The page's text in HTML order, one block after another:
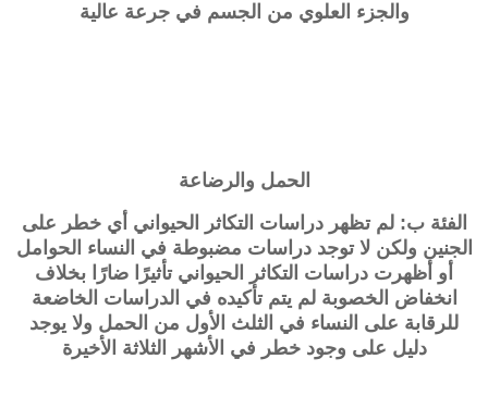
والجزء العلوي من الجسم في جرعة عالية
الحمل والرضاعة
الفئة ب: لم تظهر دراسات التكاثر الحيواني أي خطر على
الجنين ولكن لا توجد دراسات مضبوطة في النساء الحوامل
أو أظهرت دراسات التكاثر الحيواني تأثيرًا ضارًا بخلاف
انخفاض الخصوبة لم يتم تأكيده في الدراسات الخاضعة
للرقابة على النساء في الثلث الأول من الحمل ولا يوجد
دليل على وجود خطر في الأشهر الثلاثة الأخيرة